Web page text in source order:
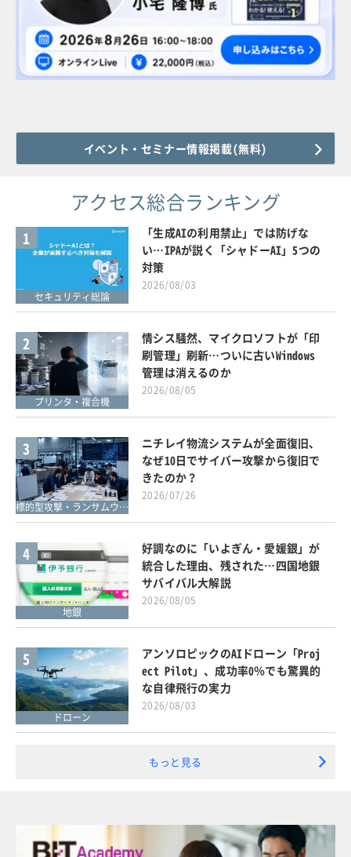
イベント・セミナー情報掲載(無料)
アクセス総合ランキング
1
セキュリティ総論
「生成AIの利用禁止」では防げな
い…IPAが説く「シャドーAI」5つの
対策
2026/08/03
2
プリンタ・複合機
情シス騒然、マイクロソフトが「印
刷管理」刷新…ついに古いWindows
管理は消えるのか
2026/08/05
3
標的型攻撃・ランサムウェア対策
ニチレイ物流システムが全面復旧、
なぜ10日でサイバー攻撃から復旧で
きたのか？
2026/07/26
4
地銀
好調なのに「いよぎん・愛媛銀」が
統合した理由、残された…四国地銀
サバイバル大解説
2026/08/05
5
ドローン
アンソロピックのAIドローン「Proj
ect Pilot」、成功率0％でも驚異的
な自律飛行の実力
2026/08/03
もっと見る